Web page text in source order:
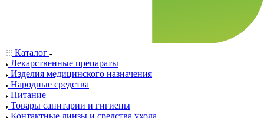
Каталог
Лекарственные препараты
Изделия медицинского назначения
Народные средства
Питание
Товары санитарии и гигиены
Контактные линзы и средства ухода